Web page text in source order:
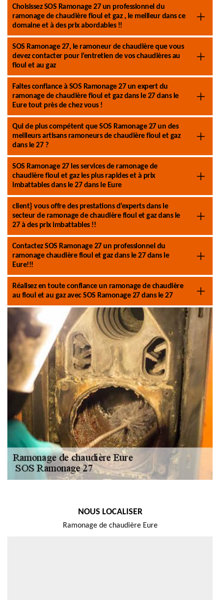
Choisissez SOS Ramonage 27 un professionnel du
ramonage de chaudière fioul et gaz , le meilleur dans ce
domaine et à des prix abordables !!
SOS Ramonage 27, le ramoneur de chaudière que vous
devez contacter pour l’entretien de vos chaudières au
fioul et au gaz
Faites confiance à SOS Ramonage 27 un expert du
ramonage de chaudière fioul et gaz dans le 27 dans le
Eure tout près de chez vous !
Qui de plus compétent que SOS Ramonage 27 un des
meilleurs artisans ramoneurs de chaudière fioul et gaz
dans le 27 ?
SOS Ramonage 27 les services de ramonage de
chaudière fioul et gaz les plus rapides et à prix
imbattables dans le 27 dans le Eure
client} vous offre des prestations d’experts dans le
secteur de ramonage de chaudière fioul et gaz dans le
27 à des prix imbattables !!
Contactez SOS Ramonage 27 un professionnel du
ramonage chaudière fioul et gaz dans le 27 dans le
Eure!!!
Réalisez en toute confiance un ramonage de chaudière
au fioul et au gaz avec SOS Ramonage 27 dans le 27
NOUS LOCALISER
Ramonage de chaudière Eure